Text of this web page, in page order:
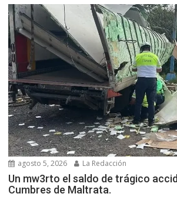
agosto 5, 2026 La Redacción
Un mw3rto el saldo de trágico
Cumbres de Maltrata.